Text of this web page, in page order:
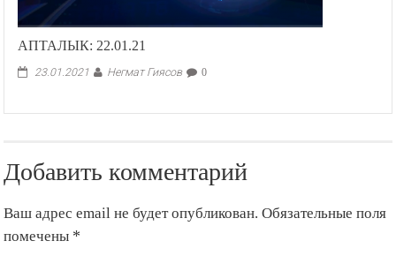
АПТАЛЫК: 22.01.21
23.01.2021 Негмат Гиясов 0
Добавить комментарий
Ваш адрес email не будет опубликован. Обязательные поля
помечены *